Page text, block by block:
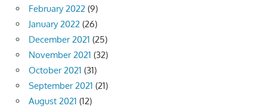
February 2022 (9)
January 2022 (26)
December 2021 (25)
November 2021 (32)
October 2021 (31)
September 2021 (21)
August 2021 (12)